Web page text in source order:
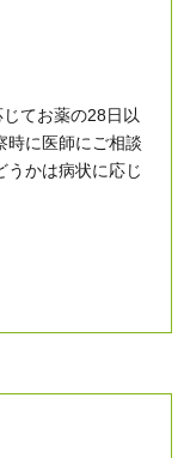
てお薬の28日以
時に医師にご相談
うかは病状に応じ